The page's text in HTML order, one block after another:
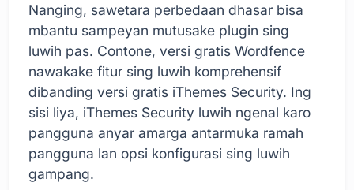
Nanging, sawetara perbedaan dhasar bisa
mbantu sampeyan mutusake plugin sing
luwih pas. Contone, versi gratis Wordfence
nawakake fitur sing luwih komprehensif
dibanding versi gratis iThemes Security. Ing
sisi liya, iThemes Security luwih ngenal karo
pangguna anyar amarga antarmuka ramah
pangguna lan opsi konfigurasi sing luwih
gampang.